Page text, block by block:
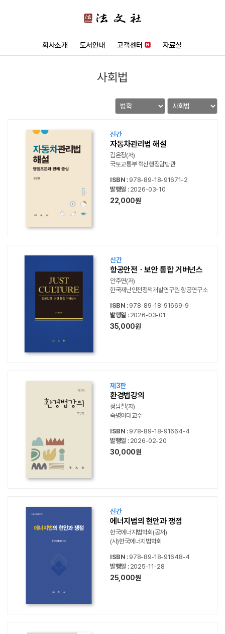
회사소개 도서안내 고객센터 자료실
사회법
신간
자동차관리법 해설
김은정(저)
국토교통부 혁신행정담당관
ISBN : 978-89-18-91671-2
발행일 : 2026-03-10
22,000원
신간
항공안전ㆍ보안 통합 거버넌스
안주연(저)
한국재난안전정책개발연구원 항공연구소
ISBN : 978-89-18-91669-9
발행일 : 2026-03-01
35,000원
제3판
환경법강의
정남철(저)
숙명여대교수
ISBN : 978-89-18-91664-4
발행일 : 2026-02-20
30,000원
신간
에너지법의 현안과 쟁점
한국에너지법학회(공저)
(사)한국에너지법학회
ISBN : 978-89-18-91648-4
발행일 : 2025-11-28
25,000원